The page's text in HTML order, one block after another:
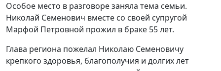
Особое место в разговоре заняла тема семьи.
Николай Семенович вместе со своей супругой
Марфой Петровной прожил в браке 55 лет.
Глава региона пожелал Николаю Семеновичу
крепкого здоровья, благополучия и долгих лет